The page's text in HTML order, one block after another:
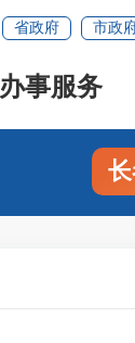
省政府 市政
办事服务